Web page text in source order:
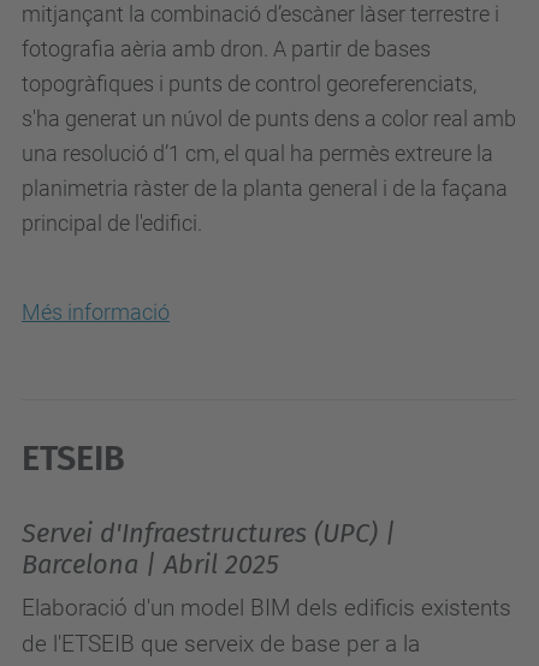
mitjançant la combinació d’escàner làser terrestre i
fotografia aèria amb dron. A partir de bases
topogràfiques i punts de control georeferenciats,
s'ha generat un núvol de punts dens a color real amb
una resolució d’1 cm, el qual ha permès extreure la
planimetria ràster de la planta general i de la façana
principal de l'edifici.
Més informació
ETSEIB
Servei d'Infraestructures (UPC) |
Barcelona | Abril 2025
Elaboració d'un model BIM dels edificis existents
de l'ETSEIB que serveix de base per a la